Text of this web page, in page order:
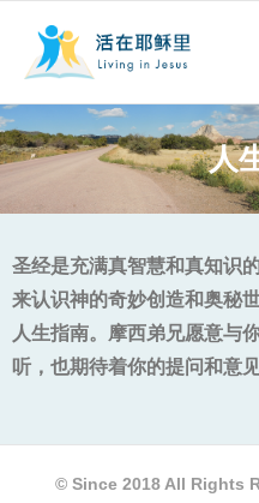
事工概要
阅读文章
永生之道
奉献支持
人
圣经是充满真智慧和真知识
来认识神的奇妙创造和奥秘
人生指南。摩西弟兄愿意与
听，也期待着你的提问和意见
© Since 2018 All Rights